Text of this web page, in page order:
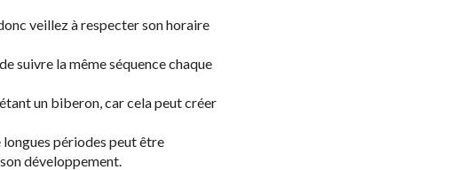
veillez à respecter son horaire
suivre la même séquence chaque
un biberon, car cela peut créer
longues périodes peut être
développement.